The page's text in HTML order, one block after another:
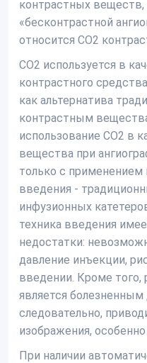
контрастных
«бесконтрастной
относится CO2
СО2 используется в
контрастного
как альтернатива
контрастным
использование CO2 в
вещества при
только с
введения -
инфузионных
техника введения
недостатки:
давление инъекции,
введении. Кроме того,
является болезненным
следовательно,
изображения,
При наличии